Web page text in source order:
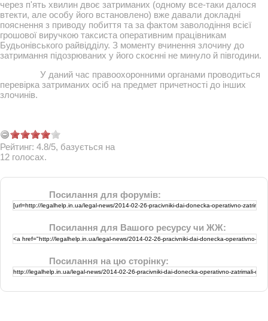
через п'ять хвилин двоє затриманих (одному все-таки далося
втекти, але особу його встановлено) вже давали докладні
пояснення з приводу побиття та за фактом заволодіння всієї
грошової виручкою таксиста оперативним працівникам
Будьонівського райвідділу. З моменту вчинення злочину до
затримання підозрюваних у його скоєнні не минуло й півгодини.
У даний час правоохоронними органами проводиться
перевірка затриманих осіб на предмет причетності до інших
злочинів.
Рейтинг: 4.8/5, базується на
12 голосах.
Посилання для форумів:
Посилання для Вашого ресурсу чи ЖЖ:
Посилання на цю сторінку: